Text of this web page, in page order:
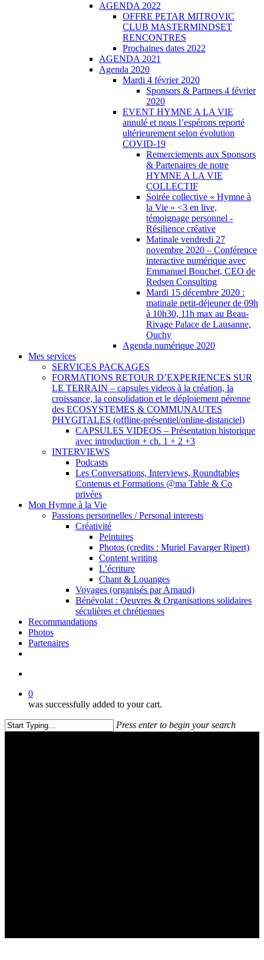
AGENDA 2022
OFFRE PETAR MITROVIC
CLUB MASTERMINDSET
RENCONTRES
Prochaines dates 2022
AGENDA 2021
Agenda 2020
Mardi 4 février 2020
Sponsors & Partners 4 février
2020
EVENT HYMNE A LA VIE
annulé et nous l’espérons reporté
ultérieurement selon évolution
COVID-19
Remerciements aux Sponsors
& Partenaires de notre
HYMNE A LA VIE
COLLECTIF
Soirée collective « Hymne à
la Vie » <3 en live,
témoignage personnel -
Résilience créative
Matinale vendredi 27
novembre 2020 – Conférence
interactive numérique avec
Emmanuel Bouchet, CEO de
Redsen Consulting
Mardi 15 décembre 2020 :
matinale petit-déjeuner de 09h
à 10h30, 11h max au Beau-
Rivage Palace de Lausanne,
Ouchy
Agenda numérique 2020
Mes services
SERVICES PACKAGES
FORMATIONS RETOUR D’EXPERIENCES SUR
LE TERRAIN – capsules videos à la création, la
croissance, la consolidation et le déploiement pérenne
des ECOSYSTEMES & COMMUNAUTES
PHYGITALES (offline-présentiel/online-distanciel)
CAPSULES VIDEOS – Présentation historique
avec introduction + ch. 1 + 2 +3
INTERVIEWS
Podcasts
Les Conversations, Interviews, Roundtables
Contenus et Formations @ma Table & Co
privées
Mon Hymne à la Vie
Passions personnelles / Personal interests
Créativité
Peintures
Photos (credits : Muriel Favarger Ripert)
Content writing
L’écriture
Chant & Louanges
Voyages (organisés par Arnaud)
Bénévolat : Oeuvres & Organisations solidaires
séculières et chrétiennes
Recommandations
Photos
Partenaires
0
was successfully added to your cart.
Press enter to begin your search